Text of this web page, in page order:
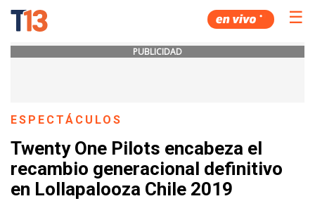
☰
PUBLICIDAD
ESPECTÁCULOS
Twenty One Pilots encabeza el
recambio generacional definitivo
en Lollapalooza Chile 2019